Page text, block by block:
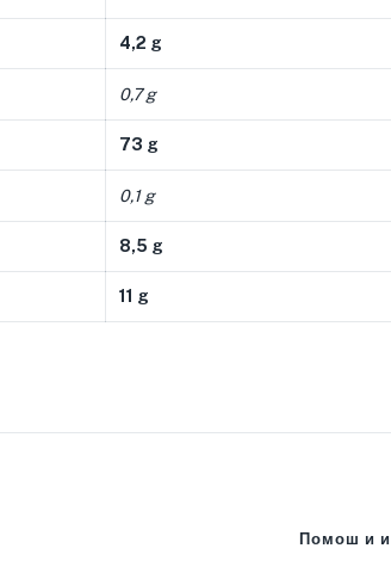
4,2 g
0,7 g
73 g
0,1 g
8,5 g
11 g
Помош и